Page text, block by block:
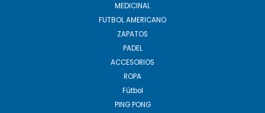
MEDICINAL
FUTBOL AMERICANO
ZAPATOS
PADEL
ACCESORIOS
ROPA
Fútbol
PING PONG